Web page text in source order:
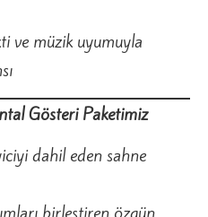
ve müzik uyumuyla
Gösteri Paketimiz
dahil eden sahne